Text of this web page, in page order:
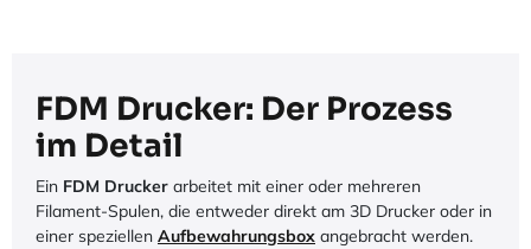
FDM Drucker: Der Prozess
im Detail
Ein FDM Drucker arbeitet mit einer oder mehreren
Filament-Spulen, die entweder direkt am 3D Drucker oder in
einer speziellen Aufbewahrungsbox angebracht werden.